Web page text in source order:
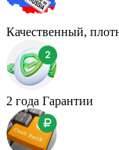
Качественный,
2 года Гарантии